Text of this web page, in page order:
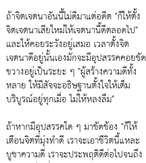
ถ้าจิตเจตนาอันนี้ไม่ดีมาแต่อดีต "ก็ให้ตั้ง
จิตเจตนาเสียใหม่ให้เจตนานี้ดีตลอดไป"
และให้คอยระวังอยู่เสมอ เวลาตั้งจิต
เจตนาดีอยู่นั้นเองมักจะมีอุปสรรคคอยขัด
ขวางอยู่เป็นระยะ ๆ "ผู้สร้างความดีทั้ง
หลาย ให้มีสัจจะอธิษฐานตั้งใจให้เต็ม
บริบูรณ์อยู่ทุกเมื่อ ไม่ให้หลงลืม"
ถ้าหากมีอุปสรรคใด ๆ มาขัดข้อง "ก็ให้
เตือนจิตที่มุ่งทำดี เราจะเอาชีวิตนี้แหละ
บูชาความดี เราจะประพฤติดีต่อไปจนถึง